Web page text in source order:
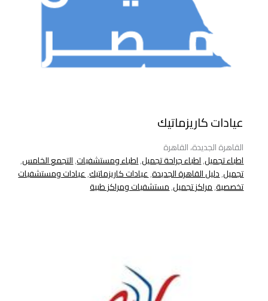
عيادات كاريزماتيك
القاهرة الجديدة، القاهرة
اطباء تجميل,اطباء جراحة تجميل,اطباء ومستشفيات,التجمع الخامس,
تجميل,دليل القاهرة الجديدة,عيادات كاريزماتيك,عيادات ومستشفيات
تخصصية,مراكز تجميل,مستشفيات ومراكز طبية